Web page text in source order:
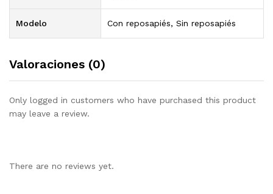
Modelo Con reposapiés, Sin reposapiés
Valoraciones (0)
Only logged in customers who have purchased this product
may leave a review.
There are no reviews yet.